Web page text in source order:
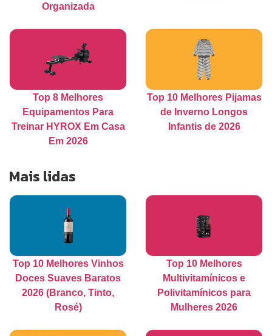
Organizada
Top 8 Melhores
Equipamentos Para
Treinar HYROX Em Casa
Em 2026
Top 10 Melhores Pijamas
de Inverno Longos
Infantis de 2026
Mais lidas
Top 10 Melhores Vinhos
Doces Suaves Baratos
2026 (Branco, Tinto,
Rosé)
Top 10 Melhores
Multivitamínicos e
Polivitamínicos para
Mulheres 2026